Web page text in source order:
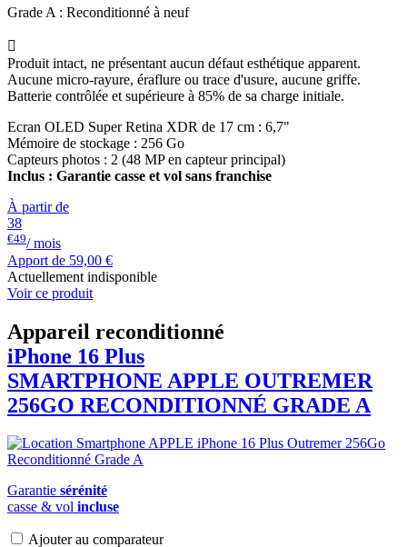
Grade A : Reconditionné à neuf

Produit intact, ne présentant aucun défaut esthétique apparent.
Aucune micro-rayure, éraflure ou trace d'usure, aucune griffe.
Batterie contrôlée et supérieure à 85% de sa charge initiale.
Ecran OLED Super Retina XDR de 17 cm : 6,7"
Mémoire de stockage : 256 Go
Capteurs photos : 2 (48 MP en capteur principal)
Inclus : Garantie casse et vol sans franchise
À partir de
38
€49/ mois
Apport de 59,00 €
Actuellement indisponible
Voir ce produit
Appareil reconditionné
iPhone 16 Plus
SMARTPHONE APPLE OUTREMER
256GO RECONDITIONNÉ GRADE A
Garantie sérénité
casse & vol incluse
Ajouter au comparateur